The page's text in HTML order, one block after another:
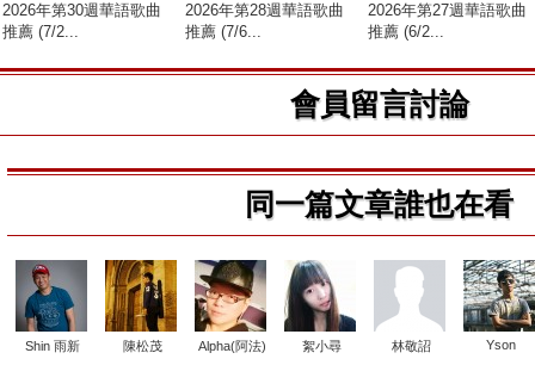
2026年第30週華語歌曲
推薦 (7/2...
2026年第28週華語歌曲
推薦 (7/6...
2026年第27週華語歌曲
推薦 (6/2...
會員留言討論
同一篇文章誰也在看
Shin 雨新 陳松茂 Alpha(阿法) 絮小尋 林敬詔 Yson